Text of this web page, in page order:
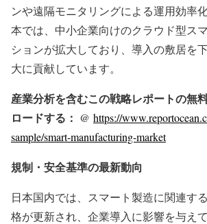
ンや遠隔モニタリングによる運用効率
本では、中小企業向けのクラウド型ス
ションが拡大しており、導入の敷居を
大に貢献しています。
産業分析を含むこの戦略レポートの無
ロードする： @ https://
sample/smart-manufacturing-market
規制・安全基準の最新動向
日本国内では、スマート製造に関連す
格が更新され、企業導入に影響を与え